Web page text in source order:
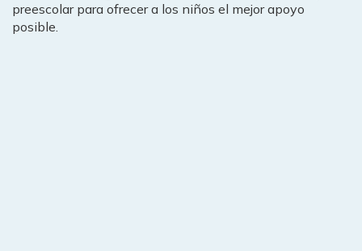
preescolar para ofrecer a los niños el mejor apoyo
posible.